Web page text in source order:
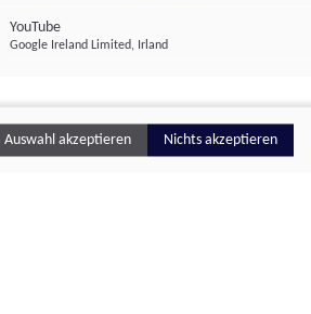
YouTube
Google Ireland Limited, Irland
Auswahl akzeptieren Nichts akzeptieren